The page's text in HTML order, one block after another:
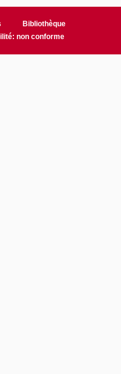
Bibliothèque
non conforme